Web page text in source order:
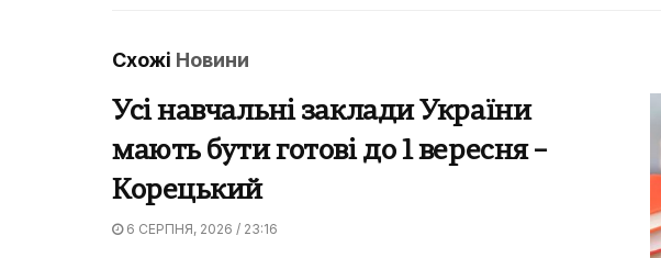
Схожі Новини
Усі навчальні заклади України
мають бути готові до 1 вересня –
Корецький
6 СЕРПНЯ, 2026 / 23:16